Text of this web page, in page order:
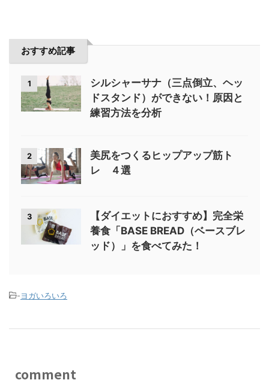
おすすめ記事
1
シルシャーサナ（三点倒立、ヘッ
ドスタンド）ができない！原因と
練習方法を分析
2
美尻をつくるヒップアップ筋ト
レ ４選
3
【ダイエットにおすすめ】完全栄
養食「BASE BREAD（ベースブレ
ッド）」を食べてみた！
-ヨガいろいろ
comment